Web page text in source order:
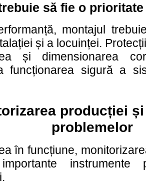
să fie o prioritate
montajul
și a locuinței.
și dimensionarea
funcționarea sigură a
producției
problemelor
în funcțiune,
instrumente